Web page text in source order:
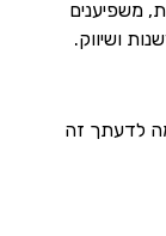
משפיענים
ושיווק.
לדעתך זה